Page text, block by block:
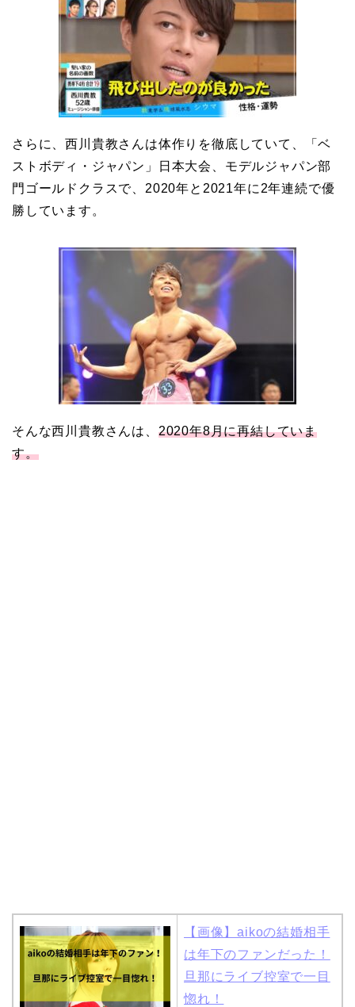
さらに、西川貴教さんは体作りを徹底していて、「ベ
ストボディ・ジャパン」日本大会、モデルジャパン部
門ゴールドクラスで、2020年と2021年に2年連続で優
勝しています。
そんな西川貴教さんは、 2020年8月に再結していま
す。
【画像】aikoの結婚相手
は年下のファンだった！
旦那にライブ控室で一目
惚れ！